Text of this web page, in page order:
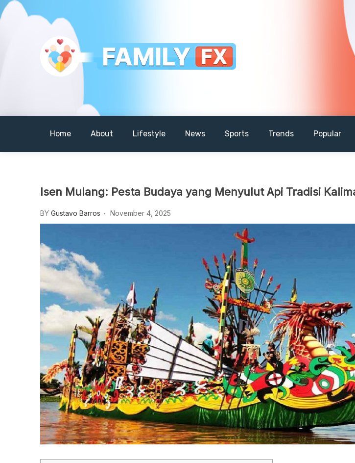
Skip
to
Familyfx
Your Daily Dose of Family Wisdom
Home About Lifestyle News Sports Trends Popular
Isen Mulang: Pesta Budaya yang Menyulut Api Tradisi
BY Gustavo Barros November 4, 2025